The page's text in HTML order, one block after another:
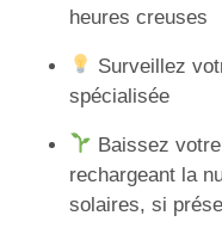
heures creuses
Surveillez
spécialisée
Baissez
rechargeant la
solaires, si